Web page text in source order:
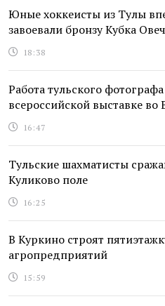
Юные хоккеисты из Тулы
завоевали бронзу Кубка
18:38
Работа тульского
всероссийской выставке во
16:47
Тульские шахматисты
Куликово поле
16:25
В Куркино строят
агропредприятий
15:59